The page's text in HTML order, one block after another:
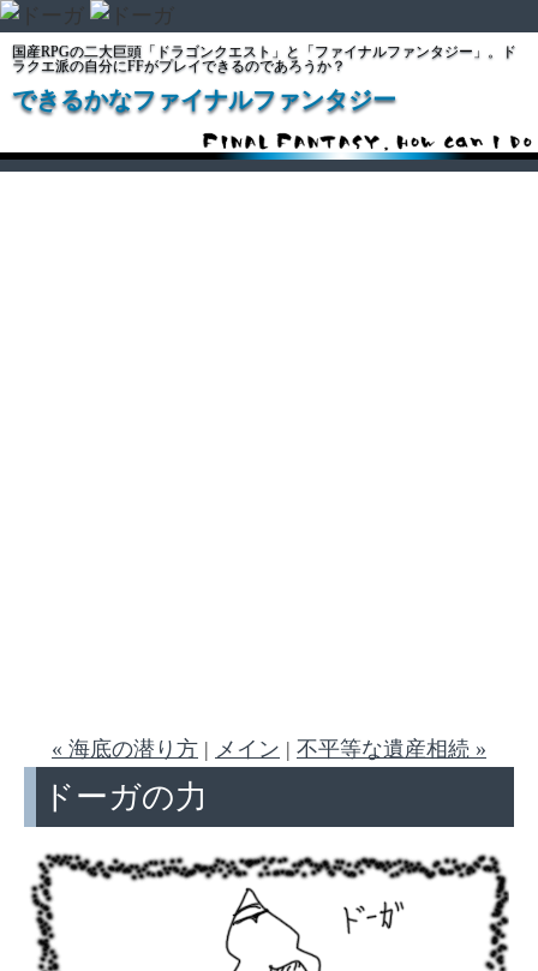
国産RPGの二大巨頭「ドラゴンクエスト」と「ファイナルファンタジー」。ド
ラクエ派の自分にFFがプレイできるのであろうか？
できるかなファイナルファンタジー
« 海底の潜り方 | メイン | 不平等な遺産相続 »
ドーガの力